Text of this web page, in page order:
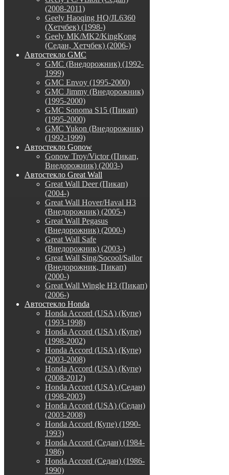
(2008-2011)
Geely Haoqing HQ/JL6360
(Хетчбек) (1998-)
Geely MK/MK2/KingKong
(Седан, Хетчбек) (2006-)
Автостекло GMC
GMC (Внедорожник) (1992-
1999)
GMC Envoy (1995-2000)
GMC Jimmy (Внедорожник)
(1995-2000)
GMC Sonoma S15 (Пикап)
(1995-2000)
GMC Yukon (Внедорожник)
(1992-1999)
Автостекло Gonow
Gonow Troy/Victor (Пикап,
Внедорожник) (2003-)
Автостекло Great Wall
Great Wall Deer (Пикап)
(2004-)
Great Wall Hover/Haval H3
(Внедорожник) (2005-)
Great Wall Pegasus
(Внедорожник) (2000-)
Great Wall Safe
(Внедорожник) (2003-)
Great Wall Sing/Socool/Sailor
(Внедорожник, Пикап)
(2000-)
Great Wall Wingle H3 (Пикап)
(2006-)
Автостекло Honda
Honda Accord (USA) (Купе)
(1993-1998)
Honda Accord (USA) (Купе)
(1998-2002)
Honda Accord (USA) (Купе)
(2003-2008)
Honda Accord (USA) (Купе)
(2008-2012)
Honda Accord (USA) (Седан)
(1998-2003)
Honda Accord (USA) (Седан)
(2003-2008)
Honda Accord (Купе) (1990-
1993)
Honda Accord (Седан) (1984-
1986)
Honda Accord (Седан) (1986-
1990)